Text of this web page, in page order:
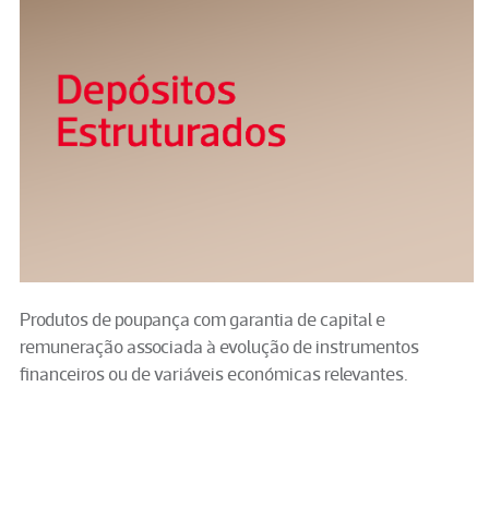
Produtos de poupança com garantia de capital e
remuneração associada à evolução de instrumentos
financeiros ou de variáveis económicas relevantes.